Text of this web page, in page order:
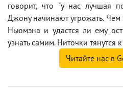
говорит, что "у нас лучшая
Джону начинают угрожать. Чем
Ньюмэна и удастся ли ему
узнать самим. Ниточки тянутся
Читайте нас в